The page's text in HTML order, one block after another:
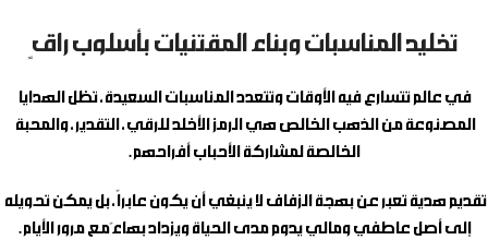
تخليد المناسبات وبناء المقتنيات بأسلوب راقٍ
في عالم تتسارع فيه الأوقات وتتعدد المناسبات السعيدة، تظل الهدايا
المصنوعة من الذهب الخالص هي الرمز الأخلد للرقي، التقدير، والمحبة
الخالصة لمشاركة الأحباب أفراحهم.
تقديم هدية تعبر عن بهجة الزفاف لا ينبغي أن يكون عابراً، بل يمكن تحويله
إلى أصل عاطفي ومالي يدوم مدى الحياة ويزداد بهاءً مع مرور الأيام.